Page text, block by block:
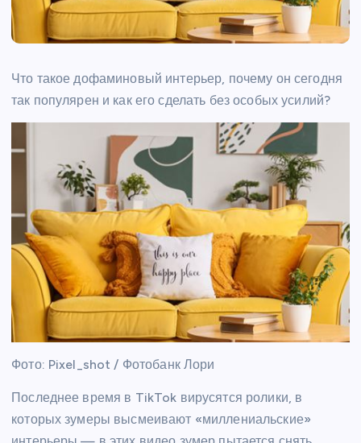
Что такое дофаминовый интерьер, почему он сегодня
так популярен и как его сделать без особых усилий?
Фото: Pixel_shot / Фотобанк Лори
Последнее время в TikTok вирусятся ролики, в
которых зумеры высмеивают «миллениальские»